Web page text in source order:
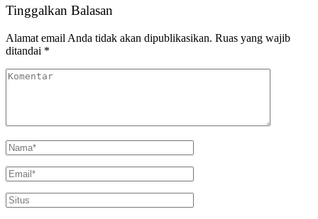
Tinggalkan Balasan
Alamat email Anda tidak akan dipublikasikan. Ruas yang wajib
ditandai *